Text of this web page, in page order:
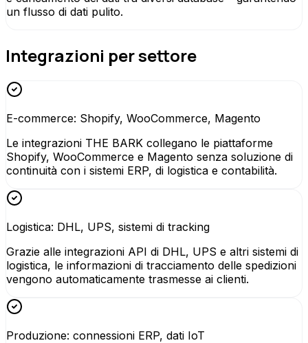
un flusso di dati pulito.
Integrazioni per settore
E-commerce: Shopify, WooCommerce, Magento
Le integrazioni THE BARK collegano le piattaforme
Shopify, WooCommerce e Magento senza soluzione di
continuità con i sistemi ERP, di logistica e contabilità.
Logistica: DHL, UPS, sistemi di tracking
Grazie alle integrazioni API di DHL, UPS e altri sistemi di
logistica, le informazioni di tracciamento delle spedizioni
vengono automaticamente trasmesse ai clienti.
Produzione: connessioni ERP, dati IoT